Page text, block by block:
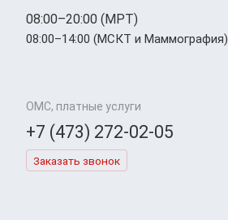
08:00–20:00 (МРТ)
08:00–14:00 (МСКТ и Маммография)
ОМС, платные услуги
+7 (473) 272-02-05
Заказать звонок